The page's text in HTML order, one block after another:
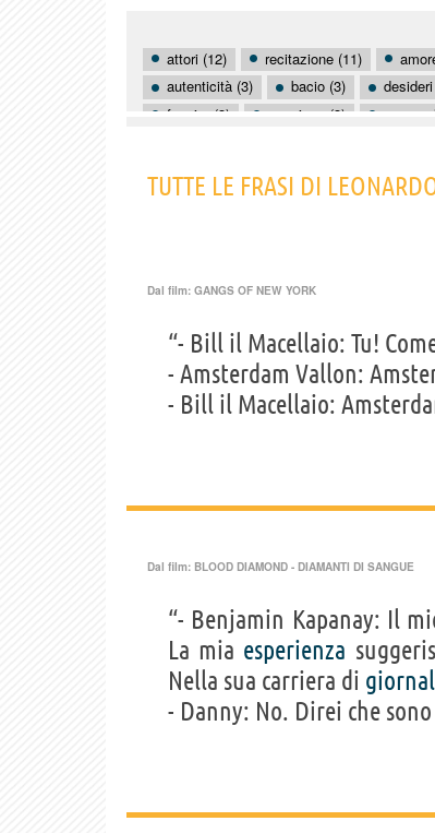
attori (12) recitazione (11)
autenticità (3)
bacio (3)
fuggire (3)
passione (3)
TUTTE LE FRASI DI
Dal film: GANGS OF NEW YORK
“- Bill il Macellaio: Tu!
- Amsterdam Vallon:
- Bill il Macellaio:
Dal film: BLOOD DIAMOND - DIAMANTI DI SANGUE
“- Benjamin Kapanay: Il
La mia esperienza
Nella sua carriera di
- Danny: No. Direi che